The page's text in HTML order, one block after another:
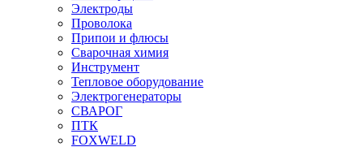
Электроды
Проволока
Припои и флюсы
Сварочная химия
Инструмент
Тепловое оборудование
Электрогенераторы
СВАРОГ
ПТК
FOXWELD